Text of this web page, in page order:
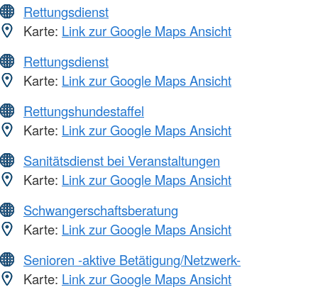
Rettungsdienst
Karte: Link zur Google Maps Ansicht
Rettungsdienst
Karte: Link zur Google Maps Ansicht
Rettungshundestaffel
Karte: Link zur Google Maps Ansicht
Sanitätsdienst bei Veranstaltungen
Karte: Link zur Google Maps Ansicht
Schwangerschaftsberatung
Karte: Link zur Google Maps Ansicht
Senioren -aktive Betätigung/Netzwerk-
Karte: Link zur Google Maps Ansicht